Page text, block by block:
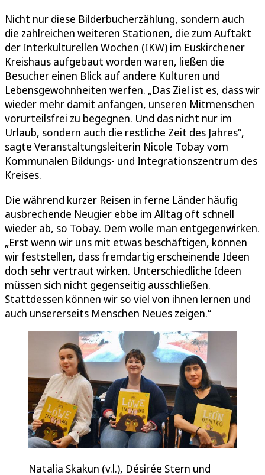
Nicht nur diese Bilderbucherzählung, sondern auch
die zahlreichen weiteren Stationen, die zum Auftakt
der Interkulturellen Wochen (IKW) im Euskirchener
Kreishaus aufgebaut worden waren, ließen die
Besucher einen Blick auf andere Kulturen und
Lebensgewohnheiten werfen. „Das Ziel ist es, dass wir
wieder mehr damit anfangen, unseren Mitmenschen
vorurteilsfrei zu begegnen. Und das nicht nur im
Urlaub, sondern auch die restliche Zeit des Jahres“,
sagte Veranstaltungsleiterin Nicole Tobay vom
Kommunalen Bildungs- und Integrationszentrum des
Kreises.
Die während kurzer Reisen in ferne Länder häufig
ausbrechende Neugier ebbe im Alltag oft schnell
wieder ab, so Tobay. Dem wolle man entgegenwirken.
„Erst wenn wir uns mit etwas beschäftigen, können
wir feststellen, dass fremdartig erscheinende Ideen
doch sehr vertraut wirken. Unterschiedliche Ideen
müssen sich nicht gegenseitig ausschließen.
Stattdessen können wir so viel von ihnen lernen und
auch unsererseits Menschen Neues zeigen.“
Natalia Skakun (v.l.), Désirée Stern und